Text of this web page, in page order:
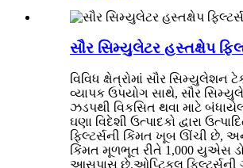
સૌર સિમ્યુલેટર હસ્તક્ષેપ
વિવિધ ક્ષેત્રોમાં સૌર સિમ્યુલેશન
વ્યાપક ઉપયોગ સાથે, સૌર
ઝડપથી વિકસિત થવા માટે
ઘણા વિદેશી ઉત્પાદકો દ્વારા
ફિલ્ટર્સની કિંમત ખૂબ ઊંચી છે,
કિંમત મૂળભૂત રીતે 1,000 યુએસ
આસપાસ છે.ઓપ્ટિકલ ફિલ્ટર્સની